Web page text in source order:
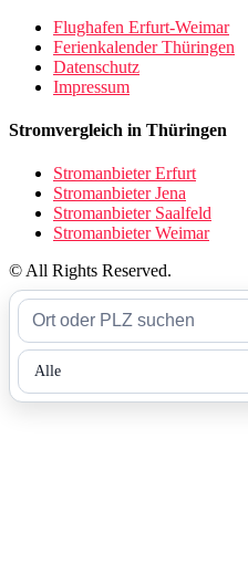
Flughafen Erfurt-Weimar
Ferienkalender Thüringen
Datenschutz
Impressum
Stromvergleich in Thüringen
Stromanbieter Erfurt
Stromanbieter Jena
Stromanbieter Saalfeld
Stromanbieter Weimar
© All Rights Reserved.